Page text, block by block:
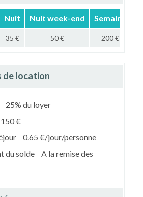
Nuit Nuit week-end Semaine
35 € 50 € 200 €
de location
25% du loyer
150 €
0.65 €/jour/personne
du solde
A la remise des